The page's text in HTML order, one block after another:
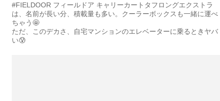
#FIELDOOR フィールドア キャリーカートタフロングエクストラ
は、名前が長い分、積載量も多い。クーラーボックスも一緒に運べ
ちゃう🤩
ただ、このデカさ、自宅マンションのエレベーターに乗るときヤバ
い😰